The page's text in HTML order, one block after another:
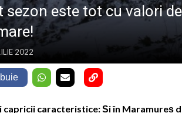
sezon este tot cu valori
2022
capricii caracteristice: Și în Maramureș